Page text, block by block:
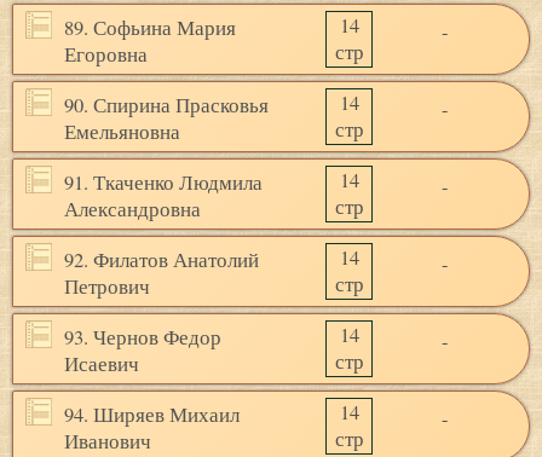
89. Софьина Мария
Егоровна
14
стр
-
90. Спирина Прасковья
Емельяновна
14
стр
-
91. Ткаченко Людмила
Александровна
14
стр
-
92. Филатов Анатолий
Петрович
14
стр
-
93. Чернов Федор
Исаевич
14
стр
-
94. Ширяев Михаил
Иванович
14
стр
-